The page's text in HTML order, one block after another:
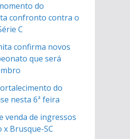
do
confronto contra o
C
confirma novos
que será
do
nesta 6ª feira
venda de ingressos
Brusque-SC